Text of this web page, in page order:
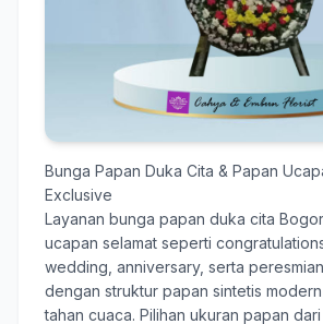
Bunga Papan Duka Cita & Papan
Exclusive
Layanan bunga papan duka cita Bogor
ucapan selamat seperti
wedding, anniversary, serta
dengan struktur papan sintetis
tahan cuaca. Pilihan ukuran papan